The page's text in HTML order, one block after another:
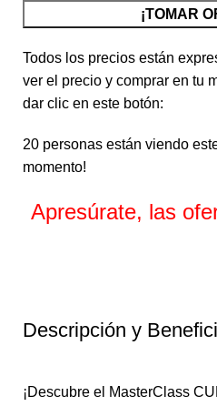
¡TOMAR
Todos los precios están
ver el precio y comprar en tu
dar clic en este botón:
20 personas están viendo
momento!
Apresúrate, las
Descripción y
¡Descubre el MasterClass